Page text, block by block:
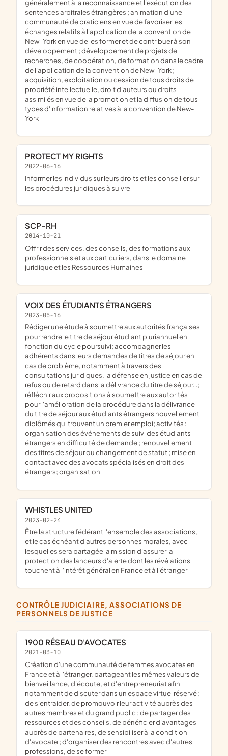
généralement à la reconnaissance et l'exécution des
sentences arbitrales étrangères ; animation d'une
communauté de praticiens en vue de favoriser les
échanges relatifs à l'application de la convention de
New-York en vue de les former et de contribuer à son
développement ; développement de projets de
recherches, de coopération, de formation dans le cadre
de l'application de la convention de New-York ;
acquisition, exploitation ou cession de tous droits de
propriété intellectuelle, droit d'auteurs ou droits
assimilés en vue de la promotion et la diffusion de tous
types d'information relatives à la convention de New-
York
PROTECT MY RIGHTS
2022-06-16
informer les individus sur leurs droits et les conseiller sur
les procédures juridiques à suivre
SCP-RH
2014-10-21
offrir des services, des conseils, des formations aux
professionnels et aux particuliers, dans le domaine
juridique et les Ressources Humaines
VOIX DES ÉTUDIANTS ÉTRANGERS
2023-05-16
rédiger une étude à soumettre aux autorités françaises
pour rendre le titre de séjour étudiant pluriannuel en
fonction du cycle poursuivi; accompagner les
adhérents dans leurs demandes de titres de séjour en
cas de problème, notamment à travers des
consultations juridiques, la défense en justice en cas de
refus ou de retard dans la délivrance du titre de séjour…;
réfléchir aux propositions à soumettre aux autorités
pour l'amélioration de la procédure dans la délivrance
du titre de séjour aux étudiants étrangers nouvellement
diplômés qui trouvent un premier emploi; activités :
organisation des événements de suivi des étudiants
étrangers en difficulté de demande ; renouvellement
des titres de séjour ou changement de statut ; mise en
contact avec des avocats spécialisés en droit des
étrangers; organisation
WHISTLES UNITED
2023-02-24
être la structure fédérant l'ensemble des associations,
et le cas échéant d'autres personnes morales, avec
lesquelles sera partagée la mission d'assurer la
protection des lanceurs d'alerte dont les révélations
touchent à l'intérêt général en France et à l'étranger
CONTRÔLE JUDICIAIRE, ASSOCIATIONS DE
PERSONNELS DE JUSTICE
1900 RÉSEAU D'AVOCATES
2021-03-10
création d'une communauté de femmes avocates en
France et à l'étranger, partageant les mêmes valeurs de
bienveillance, d'écoute, et d'entrepreneuriat afin
notamment de discuter dans un espace virtuel réservé ;
de s'entraider, de promouvoir leur activité auprès des
autres membres et du grand public ; de partager des
ressources et des conseils, de bénéficier d'avantages
auprès de partenaires, de sensibiliser à la condition
d'avocate ; d'organiser des rencontres avec d'autres
professions, de se former